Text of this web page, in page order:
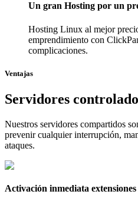
Un gran Hosting por un
Hosting Linux al mejor
emprendimiento con
complicaciones.
Ventajas
Servidores
Nuestros servidores compartidos
prevenir cualquier interrupción,
ataques.
Activación inmediata